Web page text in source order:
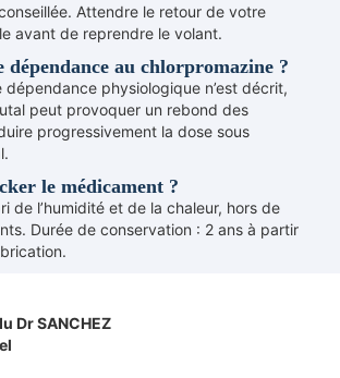
Attendre le retour de votre
avant de reprendre le volant.
dépendance au chlorpromazine ?
dépendance physiologique n’est décrit,
peut provoquer un rebond des
progressivement la dose sous
le médicament ?
de l’humidité et de la chaleur, hors de
Durée de conservation : 2 ans à partir
Dr SANCHEZ